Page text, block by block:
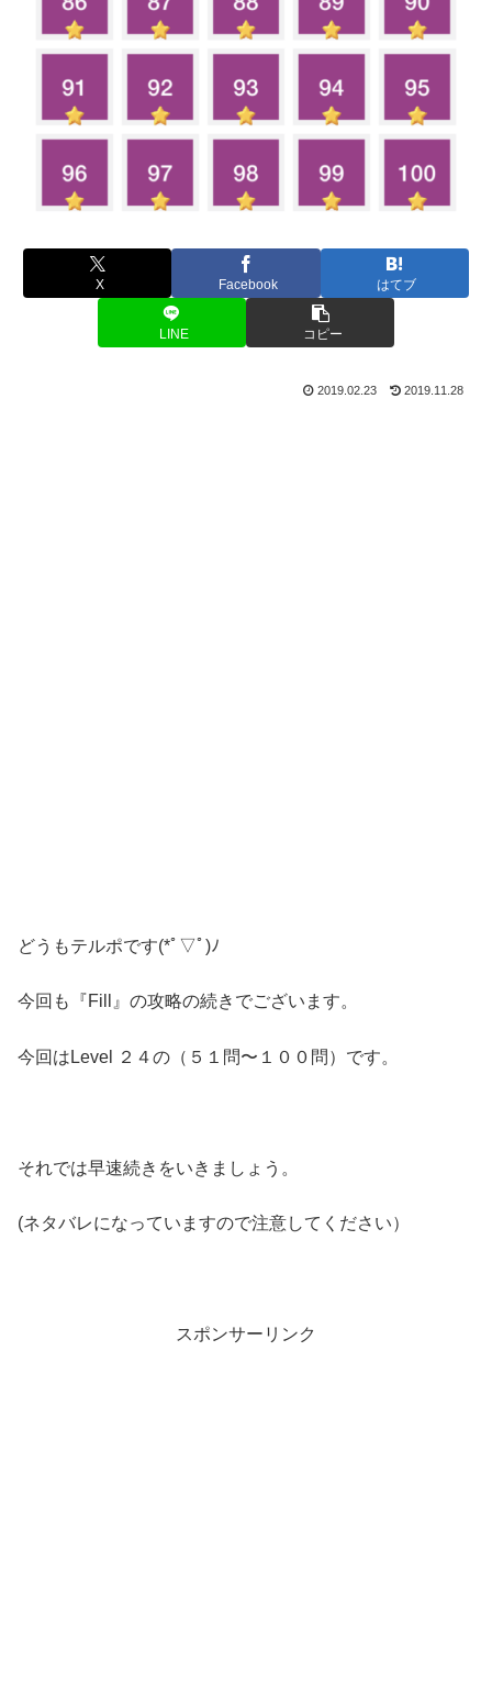
X Facebook はてブ
LINE コピー
2019.02.23 2019.11.28
どうもテルポです(*ﾟ▽ﾟ)ﾉ
今回も『Fill』の攻略の続きでございます。
今回はLevel ２４の（５１問〜１００問）です。
それでは早速続きをいきましょう。
(ネタバレになっていますので注意してください）
スポンサーリンク